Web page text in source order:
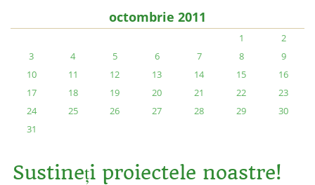
octombrie 2011
1
2
3
4 5 6 7 8
9
10
11 12 13 14 15
16
17
18 19 20 21 22
23
24
25 26 27 28 29
30
31
Sustineți proiectele noastre!